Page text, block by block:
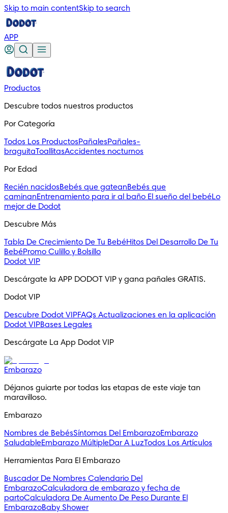
Skip to main contentSkip to search
APP
Productos
Descubre todos nuestros productos
Por Categoría
Todos Los ProductosPañalesPañales-
braguitaToallitasAccidentes nocturnos
Por Edad
Recién nacidosBebés que gateanBebés que
caminanEntrenamiento para ir al baño El sueño del bebéLo
mejor de Dodot
Descubre Más
Tabla De Crecimiento De Tu BebéHitos Del Desarrollo De Tu
BebéPromo Culillo y Bolsillo
Dodot VIP
Descárgate la APP DODOT VIP y gana pañales GRATIS.
Dodot VIP
Descubre Dodot VIPFAQs Actualizaciones en la aplicación
Dodot VIPBases Legales
Descárgate La App Dodot VIP
Embarazo
Déjanos guiarte por todas las etapas de este viaje tan
maravilloso.
Embarazo
Nombres de BebésSíntomas Del EmbarazoEmbarazo
SaludableEmbarazo MúltipleDar A LuzTodos Los Artículos
Herramientas Para El Embarazo
Buscador De Nombres Calendario Del
EmbarazoCalculadora de embarazo y fecha de
partoCalculadora De Aumento De Peso Durante El
EmbarazoBaby Shower